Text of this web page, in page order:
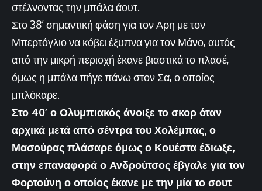
στέλνοντας την μπάλα άουτ.
Στο 38’ σημαντική φάση για τον Αρη με τον
Μπερτόγλιο να κόβει έξυπνα για τον Μάνο, αυτός
από την μικρή περιοχή έκανε βιαστικά το πλασέ,
όμως η μπάλα πήγε πάνω στον Σα, ο οποίος
μπλόκαρε.
Στο 40’ ο Ολυμπιακός άνοιξε το σκορ όταν
αρχικά μετά από σέντρα του Χολέμπας, ο
Μασούρας πλάσαρε όμως ο Κουέστα έδιωξε,
στην επαναφορά ο Ανδρούτσος έβγαλε για τον
Φορτούνη ο οποίος έκανε με την μία το σουτ